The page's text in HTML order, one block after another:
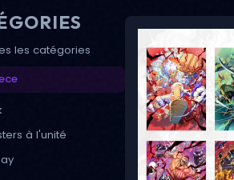
les catégories
à l'unité